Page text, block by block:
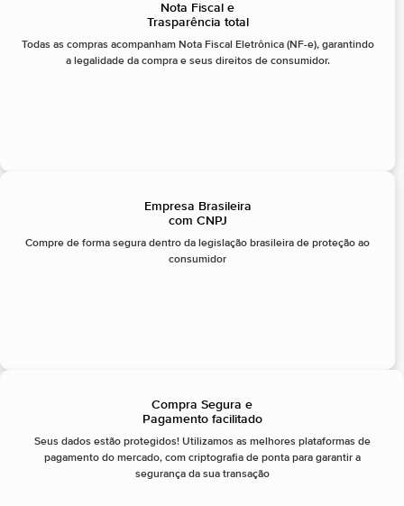
Nota Fiscal e
Trasparência total
Todas as compras acompanham Nota Fiscal Eletrônica (NF-e), garantindo
a legalidade da compra e seus direitos de consumidor.
Empresa Brasileira
com CNPJ
Compre de forma segura dentro da legislação brasileira de proteção ao
consumidor
Compra Segura e
Pagamento facilitado
Seus dados estão protegidos! Utilizamos as melhores plataformas de
pagamento do mercado, com criptografia de ponta para garantir a
segurança da sua transação